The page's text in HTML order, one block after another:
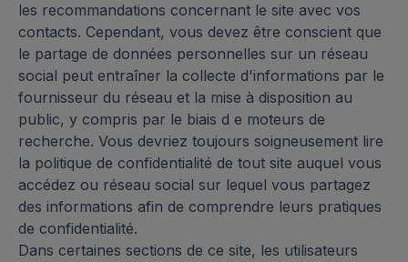
les recommandations concernant le site avec vos
contacts. Cependant, vous devez être conscient que
le partage de données personnelles sur un réseau
social peut entraîner la collecte d'informations par le
fournisseur du réseau et la mise à disposition au
public, y compris par le biais d e moteurs de
recherche. Vous devriez toujours soigneusement lire
la politique de confidentialité de tout site auquel vous
accédez ou réseau social sur lequel vous partagez
des informations afin de comprendre leurs pratiques
de confidentialité.
Dans certaines sections de ce site, les utilisateurs